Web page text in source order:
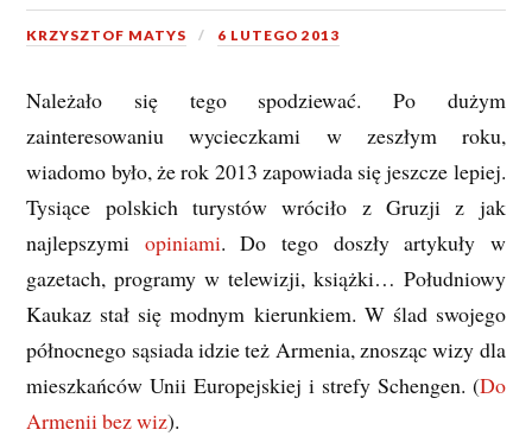
KRZYSZTOF MATYS 6 LUTEGO 2013
Należało się tego spodziewać. Po dużym
zainteresowaniu wycieczkami w zeszłym roku,
wiadomo było, że rok 2013 zapowiada się jeszcze lepiej.
Tysiące polskich turystów wróciło z Gruzji z jak
najlepszymi opiniami. Do tego doszły artykuły w
gazetach, programy w telewizji, książki… Południowy
Kaukaz stał się modnym kierunkiem. W ślad swojego
północnego sąsiada idzie też Armenia, znosząc wizy dla
mieszkańców Unii Europejskiej i strefy Schengen. (Do
Armenii bez wiz).